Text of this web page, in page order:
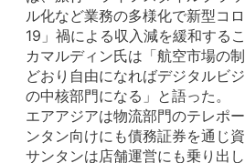
ル化など業務の多様化で新型コ
19」禍による収入減を緩和する
カマルディン氏は「航空市場の
どおり自由になればデジタルビ
の中核部門になる」と語った。
エアアジアは物流部門のテレポ
ンタン向けにも債務証券を通じ
サンタンは店舗運営にも乗り出